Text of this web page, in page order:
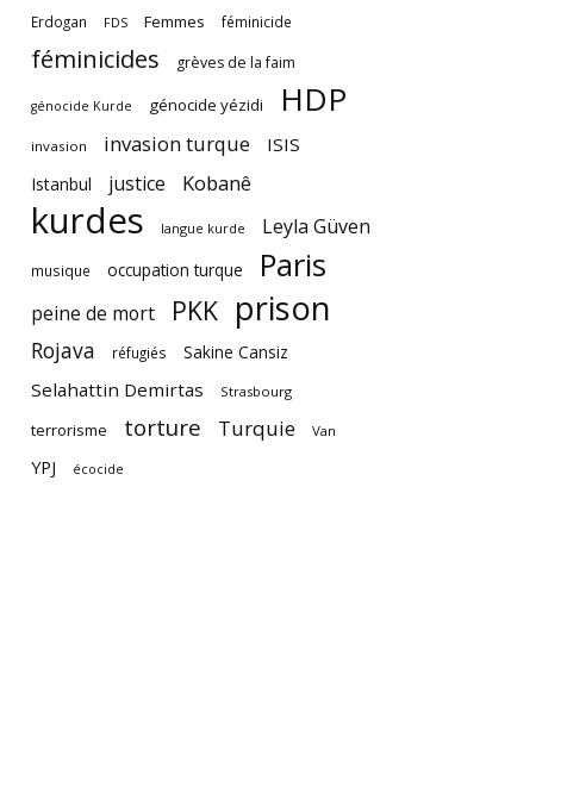
Erdogan FDS Femmes féminicide
féminicides grèves de la faim
génocide Kurde génocide yézidi HDP
invasion invasion turque ISIS
Istanbul justice Kobanê
kurdes langue kurde Leyla Güven
musique occupation turque Paris
peine de mort PKK prison
Rojava réfugiés Sakine Cansiz
Selahattin Demirtas Strasbourg
terrorisme torture Turquie Van
YPJ écocide